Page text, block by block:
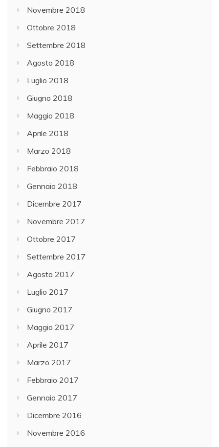
Novembre 2018
Ottobre 2018
Settembre 2018
Agosto 2018
Luglio 2018
Giugno 2018
Maggio 2018
Aprile 2018
Marzo 2018
Febbraio 2018
Gennaio 2018
Dicembre 2017
Novembre 2017
Ottobre 2017
Settembre 2017
Agosto 2017
Luglio 2017
Giugno 2017
Maggio 2017
Aprile 2017
Marzo 2017
Febbraio 2017
Gennaio 2017
Dicembre 2016
Novembre 2016